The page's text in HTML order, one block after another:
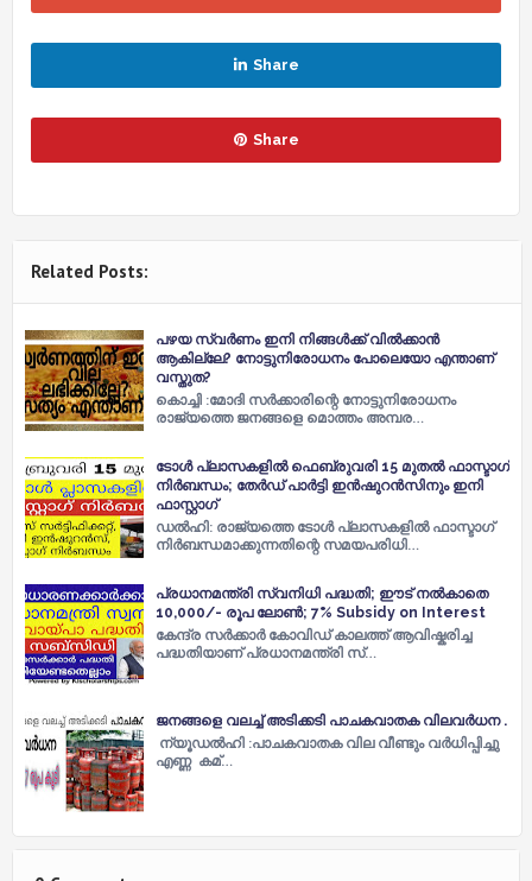
Share
Share
Related Posts:
പഴയ സ്വർണം ഇനി നിങ്ങൾക്ക് വിൽക്കാൻ
ആകില്ലേ? നോട്ടുനിരോധനം പോലെയോ എന്താണ്
വസ്തുത?
കൊച്ചി :മോദി സർക്കാരിന്റെ നോട്ടുനിരോധനം
രാജ്യത്തെ ജനങ്ങളെ മൊത്തം അമ്പര…
ടോൾ പ്ലാസകളിൽ ഫെബ്രുവരി 15 മുതൽ ഫാസ്ടാഗ്
നിർബന്ധം; തേർഡ് പാർട്ടി ഇൻഷുറൻസിനും ഇനി
ഫാസ്റ്റാഗ്
ഡൽഹി: രാജ്യത്തെ ടോൾ പ്ലാസകളിൽ ഫാസ്ടാഗ്
നിർബന്ധമാക്കുന്നതിന്റെ സമയപരിധി…
പ്രധാനമന്ത്രി സ്വനിധി പദ്ധതി; ഈട് നൽകാതെ
10,000/- രൂപ ലോൺ; 7% Subsidy on Interest
കേന്ദ്ര സർക്കാർ കോവിഡ് കാലത്ത് ആവിഷ്കരിച്ച
പദ്ധതിയാണ് പ്രധാനമന്ത്രി സ്…
ജനങ്ങളെ വലച്ച് അടിക്കടി പാചകവാതക വിലവർധന .
ന്യൂഡൽഹി :പാചകവാതക വില വീണ്ടും വർധിപ്പിച്ചു
എണ്ണ കമ്…